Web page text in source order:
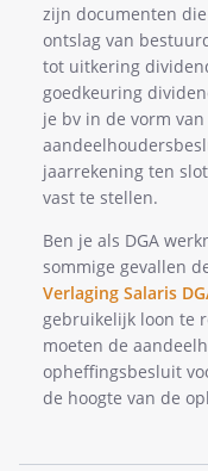
zijn documenten
ontslag van
tot uitkering
goedkeuring
je bv in de vorm
jaarrekening ten
vast te stellen.
Ben je als DGA
sommige gevallen
Verlaging Salaris
gebruikelijk loon te
moeten de
opheffingsbesluit
de hoogte van de